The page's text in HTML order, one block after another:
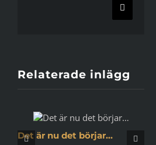
E-
post
Relaterade inlägg
Det är nu det börjar…